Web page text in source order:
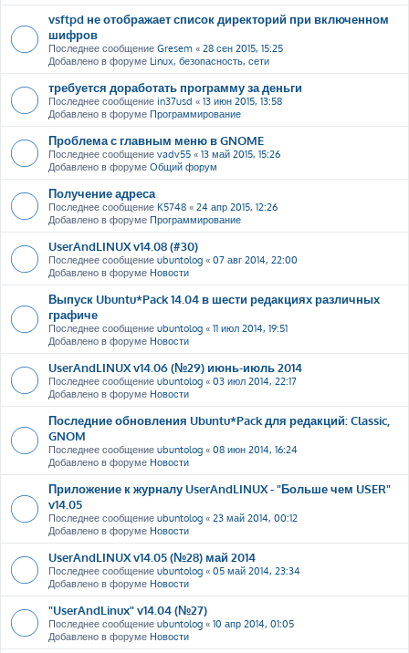
vsftpd не отображает список директорий при включенном
шифров
Последнее сообщение Gresem « 28 сен 2015, 15:25
Добавлено в форуме Linux, безопасность, сети
требуется доработать программу за деньги
Последнее сообщение in37usd « 13 июн 2015, 13:58
Добавлено в форуме Программирование
Проблема с главным меню в GNOME
Последнее сообщение vadv55 « 13 май 2015, 15:26
Добавлено в форуме Общий форум
Получение адреса
Последнее сообщение K5748 « 24 апр 2015, 12:26
Добавлено в форуме Программирование
UserAndLINUX v14.08 (#30)
Последнее сообщение ubuntolog « 07 авг 2014, 22:00
Добавлено в форуме Новости
Выпуск Ubuntu*Pack 14.04 в шести редакциях различных
графиче
Последнее сообщение ubuntolog « 11 июл 2014, 19:51
Добавлено в форуме Новости
UserAndLINUX v14.06 (№29) июнь-июль 2014
Последнее сообщение ubuntolog « 03 июл 2014, 22:17
Добавлено в форуме Новости
Последние обновления Ubuntu*Pack для редакций: Classic,
GNOM
Последнее сообщение ubuntolog « 08 июн 2014, 16:24
Добавлено в форуме Новости
Приложение к журналу UserAndLINUX - "Больше чем USER"
v14.05
Последнее сообщение ubuntolog « 23 май 2014, 00:12
Добавлено в форуме Новости
UserAndLINUX v14.05 (№28) май 2014
Последнее сообщение ubuntolog « 05 май 2014, 23:34
Добавлено в форуме Новости
"UserAndLinux" v14.04 (№27)
Последнее сообщение ubuntolog « 10 апр 2014, 01:05
Добавлено в форуме Новости